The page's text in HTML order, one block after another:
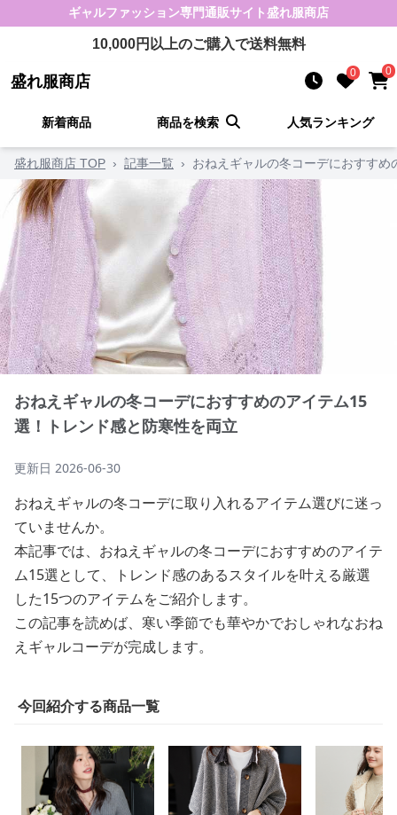
ギャルファッション専門通販サイト盛れ服商店
10,000円以上のご購入で送料無料
盛れ服商店 0 0
新着商品 商品を検索 人気ランキング
盛れ服商店 TOP › 記事一覧 › おねえギャルの冬コーデにおすす
おねえギャルの冬コーデにおすすめのアイテム15
選！トレンド感と防寒性を両立
更新日 2026-06-30
おねえギャルの冬コーデに取り入れるアイテム選びに迷っ
ていませんか。
本記事では、おねえギャルの冬コーデにおすすめのアイテ
ム15選として、トレンド感のあるスタイルを叶える厳選
した15つのアイテムをご紹介します。
この記事を読めば、寒い季節でも華やかでおしゃれなおね
えギャルコーデが完成します。
今回紹介する商品一覧